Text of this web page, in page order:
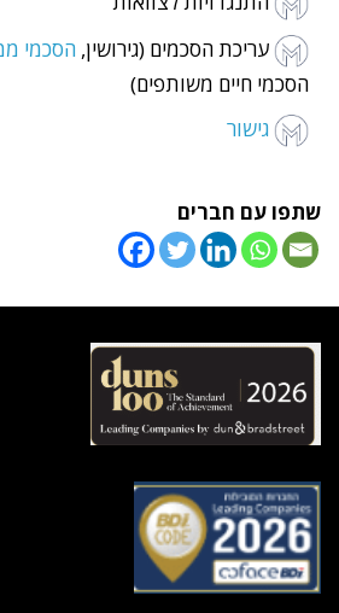
עריכת הסכמים (גירושין, הסכמי
הסכמי חיים משותפים)
גישור
שתפו עם חברים